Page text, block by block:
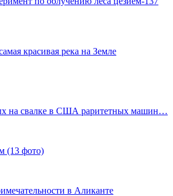
красивая река на Земле
на свалке в США раритетных машин…
(13 фото)
в Аликанте